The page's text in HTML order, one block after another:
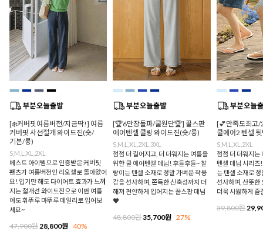
[❄️커버핏여름버전/지금딱!] 여름
커버핏 사선절개 와이드진(숏/
기본/롱)
S,M,L,XL,2XL
베스트 아이템으로 인증받은 커버핏
팬츠가 여름버전인 리오셀로 돌아왔어
요! 입기만 해도 다이어트 효과가 느껴
지는 절개선 와이드진으로 이번 여름
에도 휘뚜루 마뚜루 데일리로 입어보
세요~
47,900원 28,800원 40%
[🏆6만장돌파/쿨원단🏆] 꿀스판
에어텐셀 쿨링 와이드진(숏/롱)
S,M,L,XL,2XL,3XL
점점 더 길어지고, 더 더워지는 여름을
위한 쿨 에어텐셀 데님! 후들후들~ 찰
랑이는 텐셀 소재로 정말 가벼운 착용
감을 선사하며, 쫀득한 신축성까지 더
해져 편안하게 입어지는 꿀스판 데님
♥
48,800원35,700원 27%
[💕만족도최고/
쿨에어2 텐셀
S,M,L,XL,2XL
점점 더 더워지는
텐셀 데님 시리즈
는 텐셀 소재로
선사하며, 산뜻한
더욱 시원하게
39,800원